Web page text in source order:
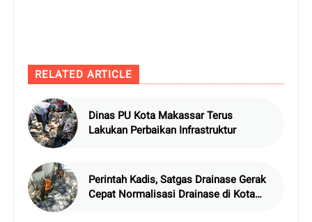
RELATED ARTICLE
Dinas PU Kota Makassar Terus
Lakukan Perbaikan Infrastruktur
Perintah Kadis, Satgas Drainase Gerak
Cepat Normalisasi Drainase di Kota